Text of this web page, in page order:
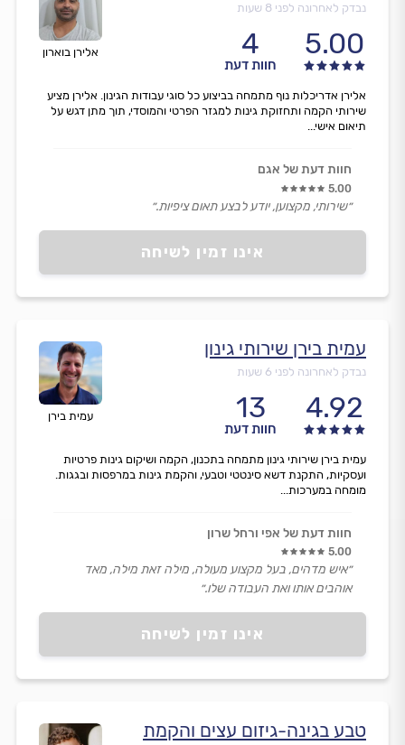
אלירן בוארון
נבדק לאחרונה לפני 8 שעות
5.00
4
חוות דעת
אינו זמין לשיחה
אלירן אדריכלות נוף מתמחה בביצוע כל סוגי עבודות הגינון. אלירן מציע
שירותי הקמה ותחזוקת גינות למגזר הפרטי והמוסדי, תוך מתן דגש על
תיאום אישי...
חוות דעת של אגם
5.00
״שירותי, מקצוען, יודע לבצע תאום ציפיות.״
עמית בירן
עמית בירן שירותי גינון
נבדק לאחרונה לפני 6 שעות
4.92
13
חוות דעת
אינו זמין לשיחה
עמית בירן שירותי גינון מתמחה בתכנון, הקמה ושיקום גינות פרטיות
ועסקיות, התקנת דשא סינטטי וטבעי, והקמת גינות במרפסות ובגגות.
מומחה במערכות...
חוות דעת של אפי ורחל שרון
5.00
״איש מדהים, בעל מקצוע מעולה, מילה זאת מילה, מאד
אוהבים אותו ואת העבודה שלו.״
טבע בגינה-גיזום עצים והקמת